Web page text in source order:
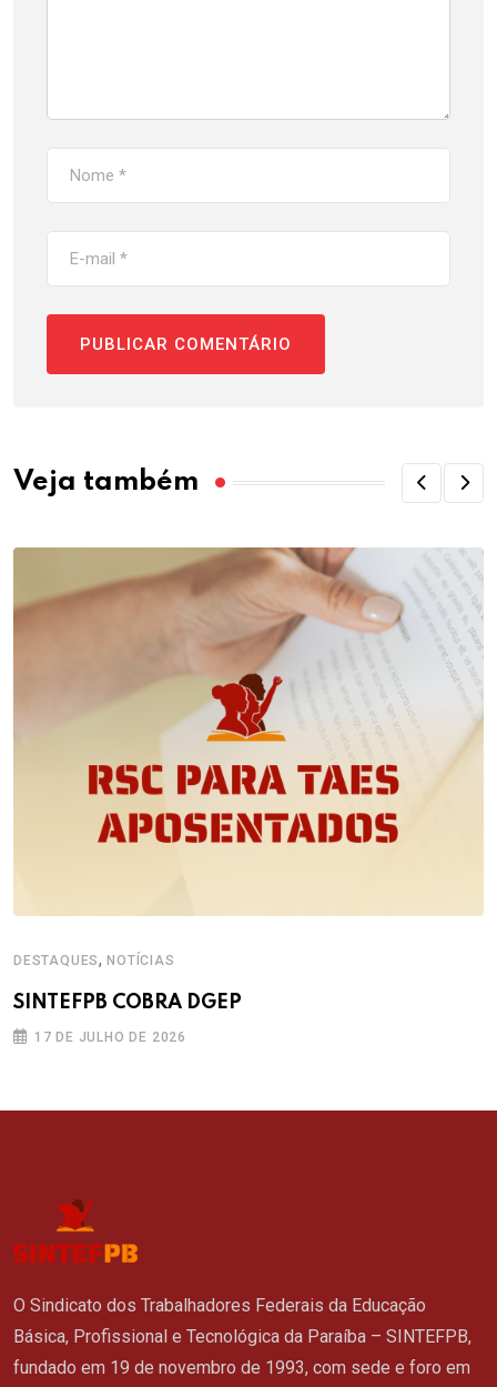
Veja também
DESTAQUES,NOTÍCIAS
SINTEFPB COBRA DGEP
17 DE JULHO DE 2026
O Sindicato dos Trabalhadores Federais da Educação
Básica, Profissional e Tecnológica da Paraíba – SINTEFPB,
fundado em 19 de novembro de 1993, com sede e foro em